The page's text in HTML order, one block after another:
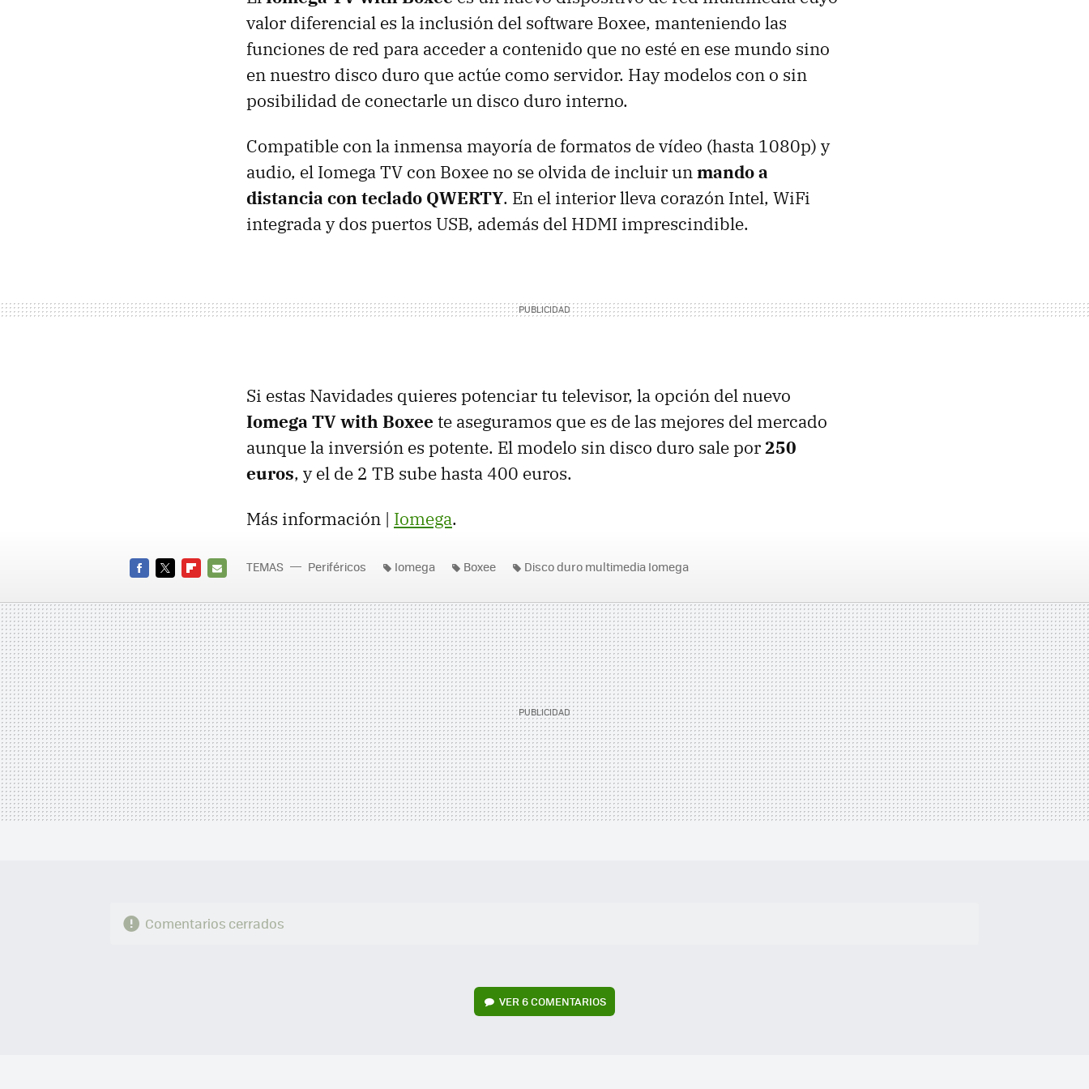
valor diferencial es la inclusión del software Boxee, manteniendo las
funciones de red para acceder a contenido que no esté en ese mundo sino
en nuestro disco duro que actúe como servidor. Hay modelos con o sin
posibilidad de conectarle un disco duro interno.
Compatible con la inmensa mayoría de formatos de vídeo (hasta 1080p) y
audio, el Iomega TV con Boxee no se olvida de incluir unmando a
distancia con teclado QWERTY. En el interior lleva corazón Intel, WiFi
integrada y dos puertos USB, además del HDMI imprescindible.
Si estas Navidades quieres potenciar tu televisor, la opción del nuevo
Iomega TV with Boxee te aseguramos que es de las mejores del mercado
aunque la inversión es potente. El modelo sin disco duro sale por250
euros, y el de 2 TB sube hasta 400 euros.
Más información | Iomega.
MAIL
TEMAS Periféricos Iomega Boxee Disco duro multimedia Iomega
Comentarios cerrados
VER6 COMENTARIOS